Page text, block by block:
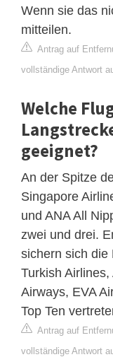
Wenn sie das
mitteilen.
Antrag auf
vollständige Antwort
Welche
geeignet?
An der Spitze
Singapore
und ANA All
zwei und drei.
sichern sich die
Turkish
Airways, EVA
Top Ten
Antrag auf
vollständige Antwort